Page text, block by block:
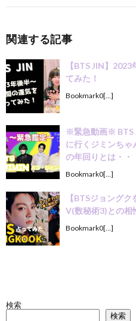
関連する記事
【BTS JIN】
てみた！
Bookmark0[…]
※緊急動画※ BTS
に行くジミンち
の年回りとは・・
Bookmark0[…]
【BTSジョング
V(数秘術3)との相
Bookmark0[…]
検索
検索